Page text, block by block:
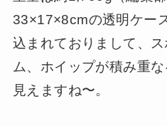
33×17×8cmの透明ケー
込まれておりまして、
ム、ホイップが積み重
見えますね〜。